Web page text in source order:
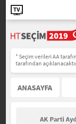
* Seçim verileri AA
tarafından
ANASAYFA
AK Parti